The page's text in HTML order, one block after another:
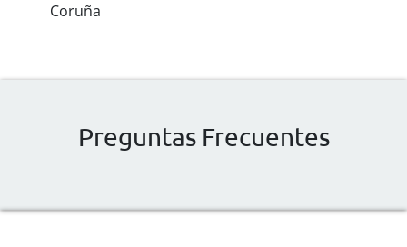
Coruña
Preguntas Frecuentes